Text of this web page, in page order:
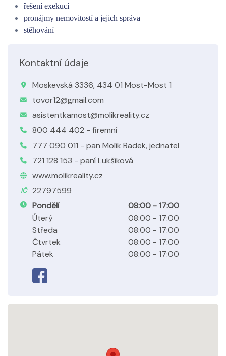
řešení exekucí
pronájmy nemovitostí a jejich správa
stěhování
Kontaktní údaje
Moskevská 3336, 434 01 Most-Most 1
tovor12@gmail.com
asistentkamost@molikreality.cz
800 444 402 - firemní
777 090 011 - pan Molík Radek, jednatel
721 128 153 - paní Lukšíková
www.molikreality.cz
IČ
22797599
Pondělí
08:00 - 17:00
Úterý
08:00 - 17:00
Středa
08:00 - 17:00
Čtvrtek
08:00 - 17:00
Pátek
08:00 - 17:00